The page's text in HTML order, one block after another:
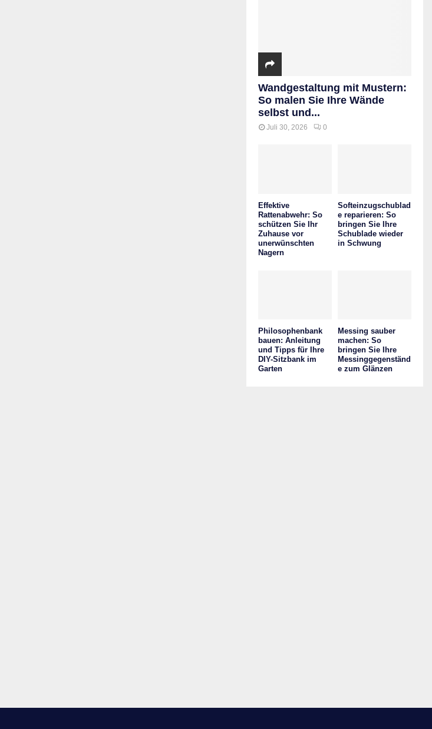
Wandgestaltung mit Mustern:
So malen Sie Ihre Wände
selbst und...
Juli 30, 2026 0
Effektive
Rattenabwehr: So
schützen Sie Ihr
Zuhause vor
unerwünschten
Nagern
Softeinzugschublad
e reparieren: So
bringen Sie Ihre
Schublade wieder
in Schwung
Philosophenbank
bauen: Anleitung
und Tipps für Ihre
DIY-Sitzbank im
Garten
Messing sauber
machen: So
bringen Sie Ihre
Messinggegenständ
e zum Glänzen